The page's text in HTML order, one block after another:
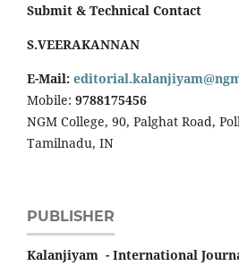
Submit & Technical Contact
S.VEERAKANNAN
E-Mail:
Mobile: 9788175456
NGM College, 90, Palghat Road,
Tamilnadu, IN
PUBLISHER
Kalanjiyam - International